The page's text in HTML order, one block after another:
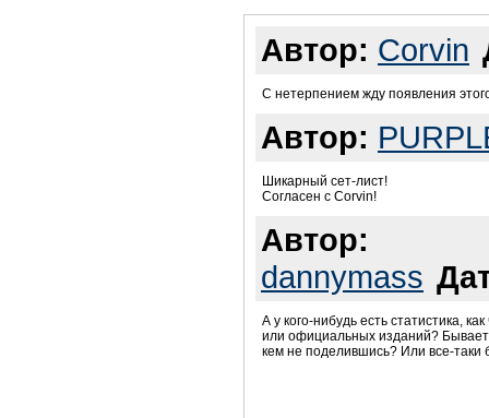
Автор: Corvin
С нетерпением жду появления
Автор:
Шикарный сет-лист!
Согласен с Corvin!
Автор:
dannymass
А у кого-нибудь есть статистика,
или официальных изданий? Бывает
кем не поделившись? Или все-таки